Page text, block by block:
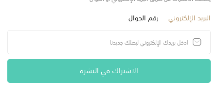
البريد الإلكتروني رقم الجوال
الاشتراك في النشرة